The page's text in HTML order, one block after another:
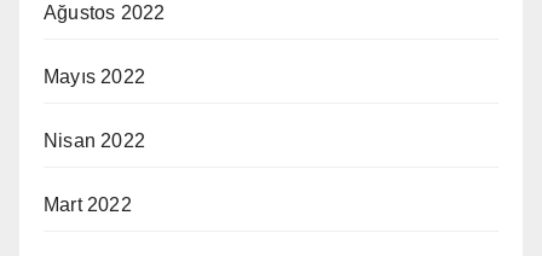
Ağustos 2022
Mayıs 2022
Nisan 2022
Mart 2022